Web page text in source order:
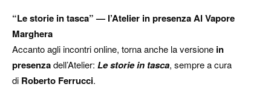
“Le storie in tasca” — l’Atelier in presenza Al Vapore
Marghera
Accanto agli incontri online, torna anche la versione in
presenzadell’Atelier: Le storie in tasca, sempre a cura
di Roberto Ferrucci.